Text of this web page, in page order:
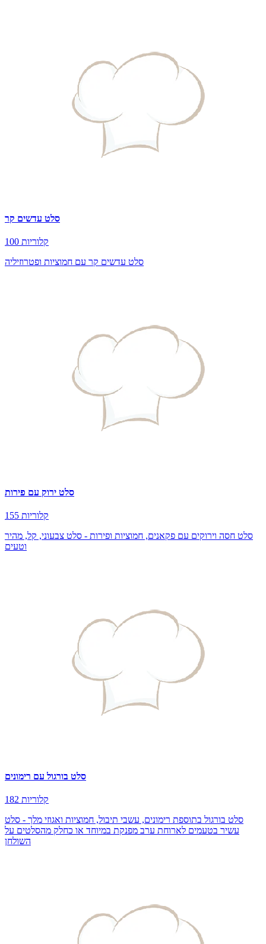
סלט עדשים קר
100 קלוריות
סלט עדשים קר עם חמוציות ופטרוזיליה
סלט ירוק עם פירות
155 קלוריות
סלט חסה וירוקים עם פקאנים, חמוציות ופירות - סלט צבעוני, קל, מהיר
וטעים
סלט בורגול עם רימונים
182 קלוריות
סלט בורגול בתוספת רימונים, עשבי תיבול, חמוציות ואגוזי מלך - סלט
עשיר בטעמים לארוחת ערב מפנקת במיוחד או כחלק מהסלטים על
השולחן